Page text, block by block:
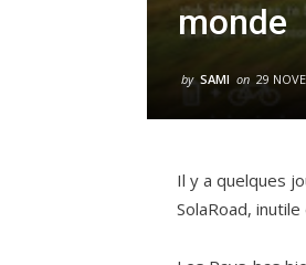
monde
by SAMI on 29
Il y a quelques
SolaRoad,